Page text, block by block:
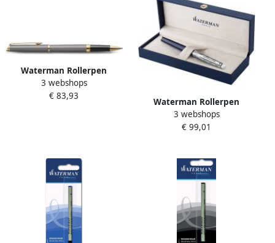
Waterman Rollerpen
HÃ©misphÃ¨re Fashion
Colors metallic grey GT fijn
3 webshops
€ 83,93
Waterman Rollerpen
HÃ©misphÃ¨re
Lâ€™Essence deLuxe du
3 webshops
€ 99,01